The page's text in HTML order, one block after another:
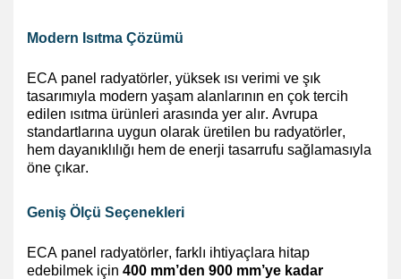
Modern Isıtma Çözümü
ECA panel radyatörler, yüksek ısı verimi ve şık
tasarımıyla modern yaşam alanlarının en çok tercih
edilen ısıtma ürünleri arasında yer alır. Avrupa
standartlarına uygun olarak üretilen bu radyatörler,
hem dayanıklılığı hem de enerji tasarrufu sağlamasıyla
öne çıkar.
Geniş Ölçü Seçenekleri
ECA panel radyatörler, farklı ihtiyaçlara hitap
edebilmek için 400 mm’den 900 mm’ye kadar